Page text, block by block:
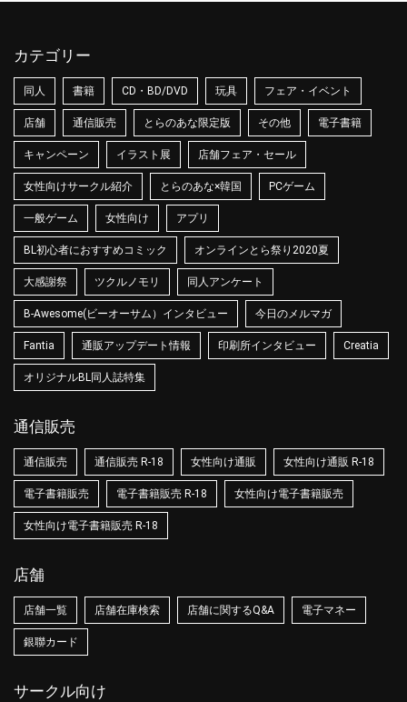
カテゴリー
同人 書籍 CD・BD/DVD 玩具 フェア・イベント
店舗 通信販売 とらのあな限定版 その他 電子書籍
キャンペーン イラスト展 店舗フェア・セール
女性向けサークル紹介 とらのあな×韓国 PCゲーム
一般ゲーム 女性向け アプリ
BL初心者におすすめコミック オンラインとら祭り2020夏
大感謝祭 ツクルノモリ 同人アンケート
B-Awesome(ビーオーサム）インタビュー 今日のメルマガ
Fantia 通販アップデート情報 印刷所インタビュー Creatia
オリジナルBL同人誌特集
通信販売
通信販売 通信販売 R-18 女性向け通販 女性向け通販 R-18
電子書籍販売 電子書籍販売 R-18 女性向け電子書籍販売
女性向け電子書籍販売 R-18
店舗
店舗一覧 店舗在庫検索 店舗に関するQ&A 電子マネー
銀聯カード
サークル向け